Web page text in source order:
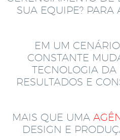
SUA EQUIPE? PARA
EM UM
CONSTANTE
TECNOLOGIA DA
RESULTADOS E
MAIS QUE UMA
DESIGN E